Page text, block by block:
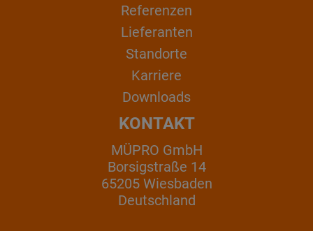
Referenzen
Lieferanten
Standorte
Karriere
Downloads
KONTAKT
MÜPRO GmbH
Borsigstraße 14
65205 Wiesbaden
Deutschland